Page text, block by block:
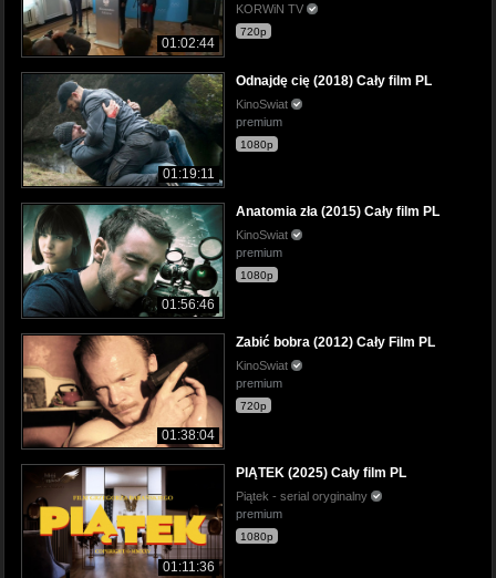
01:02:44
KORWiN TV
720p
01:19:11
Odnajdę cię (2018) Cały film PL
KinoSwiat
premium
1080p
01:56:46
Anatomia zła (2015) Cały film PL
KinoSwiat
premium
1080p
01:38:04
Zabić bobra (2012) Cały Film PL
KinoSwiat
premium
720p
01:11:36
PIĄTEK (2025) Cały film PL
Piątek - serial oryginalny
premium
1080p